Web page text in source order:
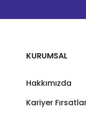
KURUMSAL
Hakkımızda
Kariyer